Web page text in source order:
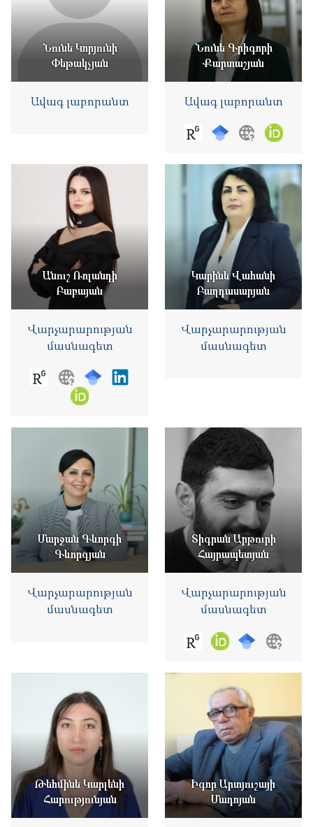
Նունե Կորյունի
Փեթակչյան
Ավագ լաբորանտ
Նունե Գրիգորի
Քարտաշյան
Ավագ լաբորանտ
Անուշ Ռոլանդի
Բաբայան
Վարչարարության
մասնագետ
Կարինե Վահանի
Բաղդասարյան
Վարչարարության
մասնագետ
Մարջան Գևորգի
Գևորգյան
Վարչարարության
մասնագետ
Տիգրան Արթուրի
Հայրապետյան
Վարչարարության
մասնագետ
Թեհմինե Կարլենի
Հարությունյան
Իգոր Արտյուշայի
Մադոյան